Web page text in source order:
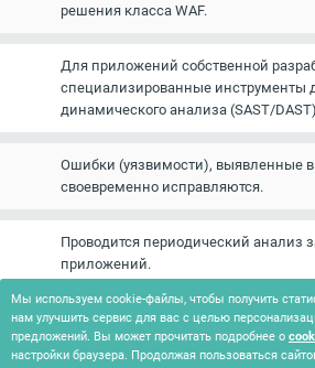
решения класса WAF.
Для приложений собственной
специализированные инструменты
динамического анализа (SAST/
Ошибки (уязвимости), выявленные в
своевременно исправляются.
Проводится периодический анализ
приложений.
Осуществляется учет приложений и
Мы используем cookie-файлы, чтобы получить
нам улучшить сервис для вас с целью
предложений. Вы может прочитать подробнее о
настройки браузера. Продолжая пользоваться